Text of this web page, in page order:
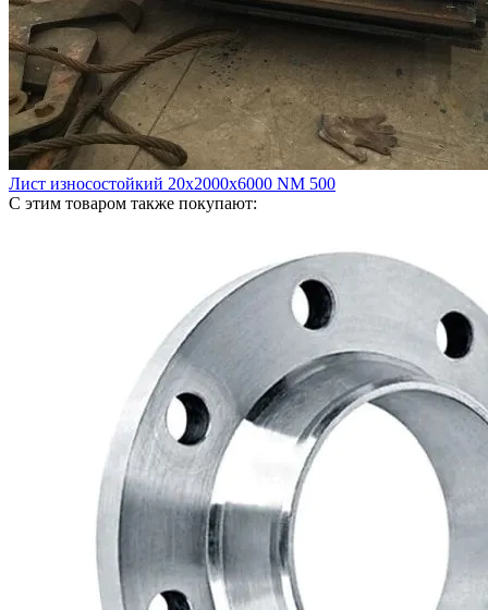
Лист износостойкий 20х2000х6000 NM 500
С этим товаром также покупают: